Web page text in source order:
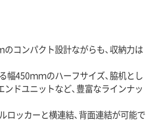
コンパクト設計ながらも、収納力は
幅450ｍｍのハーフサイズ、脇机とし
ドユニットなど、豊富なラインナッ
ロッカーと横連結、背面連結が可能で